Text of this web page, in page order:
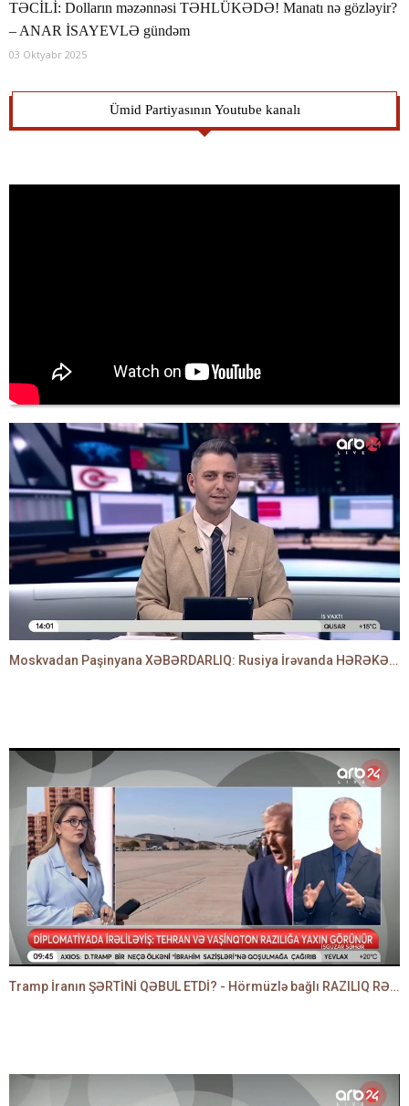
TƏCİLİ: Dolların məzənnəsi TƏHLÜKƏDƏ! Manatı nə gözləyir?
– ANAR İSAYEVLƏ gündəm
03 Oktyabr 2025
Ümid Partiyasının Youtube kanalı
Moskvadan Paşinyana XƏBƏRDARLIQ: Rusiya İrəvanda HƏRƏKƏTƏ KEÇDİ - TAMİLLA QULAMİ danışır
Tramp İranın ŞƏRTİNİ QƏBUL ETDİ? - Hörmüzlə bağlı RAZILIQ RƏSMƏN AÇIQLANIR -BAKİR HƏDƏNBƏYLİ danışır